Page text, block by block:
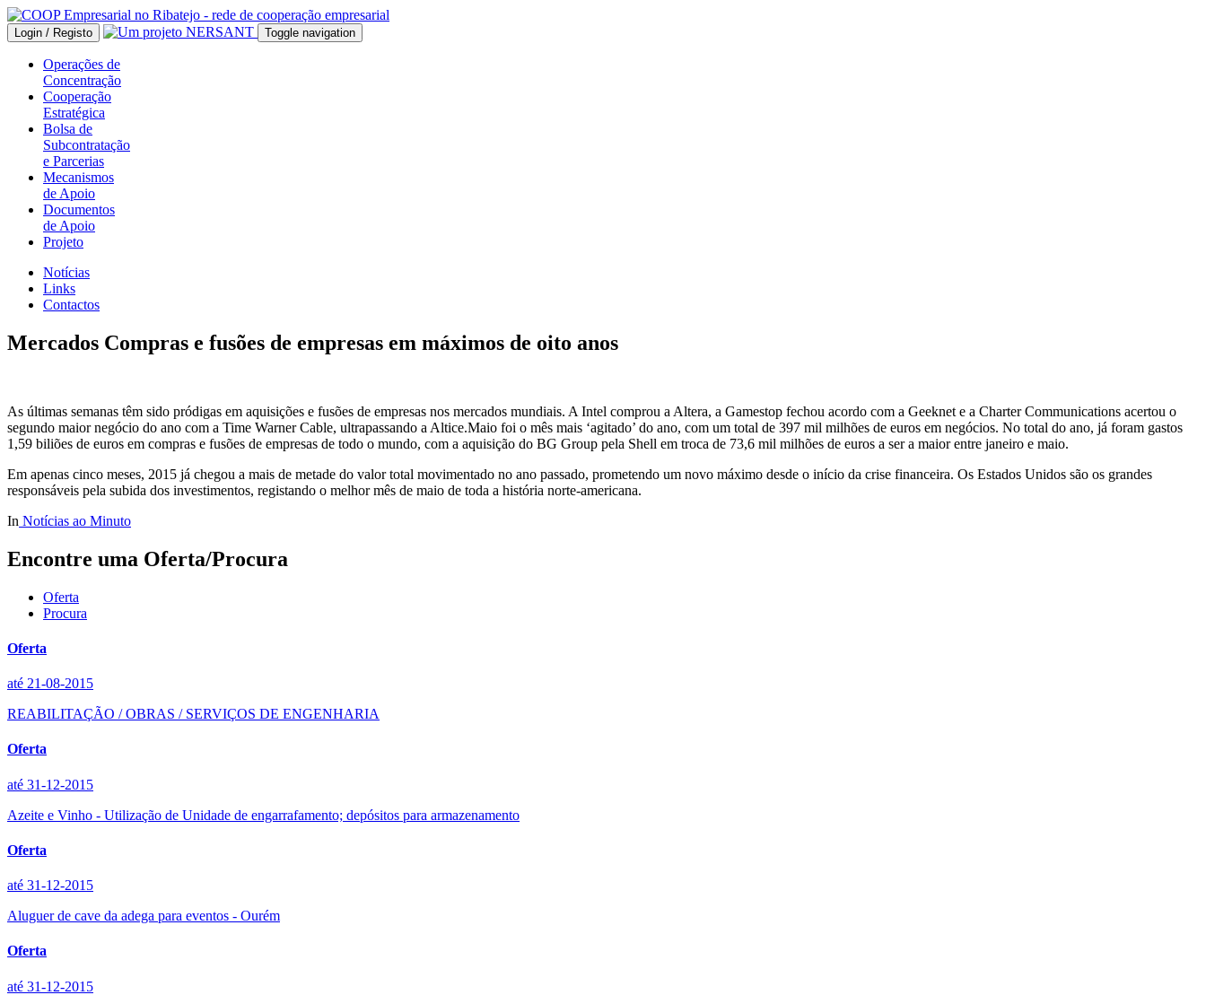
Login / Registo Toggle navigation
Operações de
Concentração
Cooperação
Estratégica
Bolsa de
Subcontratação
e Parcerias
Mecanismos
de Apoio
Documentos
de Apoio
Projeto
Notícias
Links
Contactos
Mercados Compras e fusões de empresas em máximos de oito anos
As últimas semanas têm sido pródigas em aquisições e fusões de empresas nos mercados mundiais. A Intel comprou a Altera, a Gamestop fechou acordo com a Geeknet e a Charter Communications acertou o
segundo maior negócio do ano com a Time Warner Cable, ultrapassando a Altice.Maio foi o mês mais ‘agitado’ do ano, com um total de 397 mil milhões de euros em negócios. No total do ano, já foram gastos
1,59 biliões de euros em compras e fusões de empresas de todo o mundo, com a aquisição do BG Group pela Shell em troca de 73,6 mil milhões de euros a ser a maior entre janeiro e maio.
Em apenas cinco meses, 2015 já chegou a mais de metade do valor total movimentado no ano passado, prometendo um novo máximo desde o início da crise financeira. Os Estados Unidos são os grandes
responsáveis pela subida dos investimentos, registando o melhor mês de maio de toda a história norte-americana.
In Notícias ao Minuto
Encontre uma Oferta/Procura
Oferta
Procura
Oferta
até 21-08-2015
REABILITAÇÃO / OBRAS / SERVIÇOS DE ENGENHARIA
Oferta
até 31-12-2015
Azeite e Vinho - Utilização de Unidade de engarrafamento; depósitos para armazenamento
Oferta
até 31-12-2015
Aluguer de cave da adega para eventos - Ourém
Oferta
até 31-12-2015